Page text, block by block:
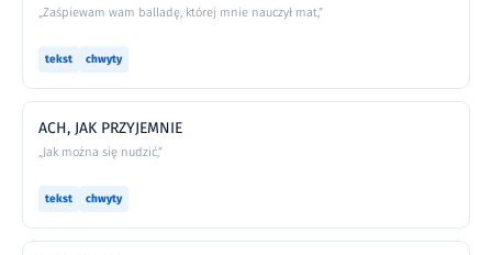
„Zaśpiewam wam balladę, której mnie nauczył mat,”
tekst chwyty
ACH, JAK PRZYJEMNIE
„Jak można się nudzić,”
tekst chwyty